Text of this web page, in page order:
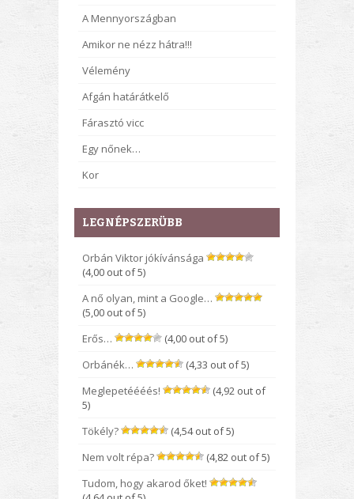
A Mennyországban
Amikor ne nézz hátra!!!
Vélemény
Afgán határátkelő
Fárasztó vicc
Egy nőnek…
Kor
LEGNÉPSZERÜBB
Orbán Viktor jókívánsága
(4,00 out of 5)
A nő olyan, mint a Google…
(5,00 out of 5)
Erős…
(4,00 out of 5)
Orbánék…
(4,33 out of 5)
Meglepetéééés!
(4,92 out of
5)
Tökély?
(4,54 out of 5)
Nem volt répa?
(4,82 out of 5)
Tudom, hogy akarod őket!